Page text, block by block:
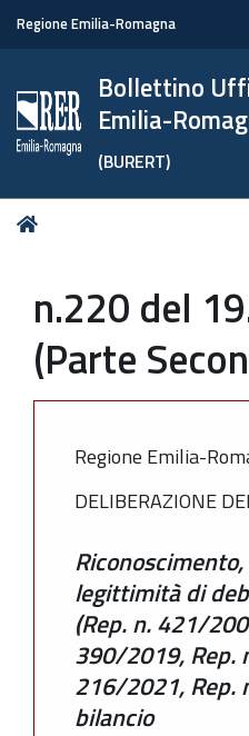
Regione Emilia-Romagna
Bollettino
Emilia-
(BURERT)
Tu
n.220 del
(Parte
Regione Emilia-
DELIBERAZIONE
legittimità di
(Rep. n. 421/
390/2019, Rep.
216/2021, Rep.
bilancio